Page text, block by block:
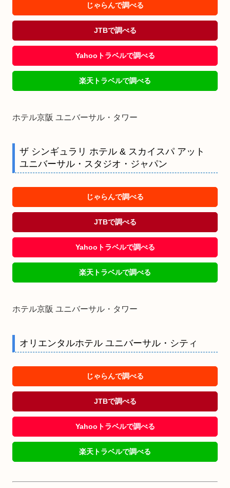
じゃらんで調べる
JTBで調べる
Yahooトラベルで調べる
楽天トラベルで調べる
ホテル京阪 ユニバーサル・タワー
ザ シンギュラリ ホテル & スカイスパ アット
ユニバーサル・スタジオ・ジャパン
じゃらんで調べる
JTBで調べる
Yahooトラベルで調べる
楽天トラベルで調べる
ホテル京阪 ユニバーサル・タワー
オリエンタルホテル ユニバーサル・シティ
じゃらんで調べる
JTBで調べる
Yahooトラベルで調べる
楽天トラベルで調べる